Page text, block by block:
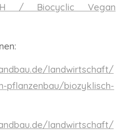
/ Biocyclic Vegan
landwirtschaft/
pflanzenbau/biozyklisch-
landwirtschaft/